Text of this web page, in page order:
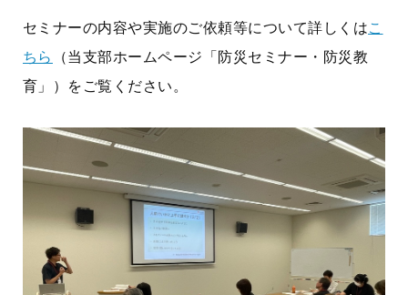
セミナーの内容や実施のご依頼等について詳しくはこ
ちら
（当支部ホームページ「防災セミナー・防災教
育」）をご覧ください。